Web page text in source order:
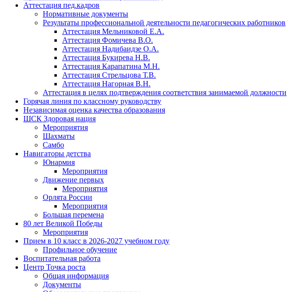
Аттестация пед.кадров
Нормативные документы
Результаты профессиональной деятельности педагогических работников
Аттестация Мельниковой Е.А.
Аттестация Фомичева В.О.
Аттестация Надибаидзе О.А.
Аттестация Букирева Н.В.
Аттестация Карапатина М.Н.
Аттестация Стрельцова Т.В.
Аттестация Нагорная В.Н.
Аттестация в целях подтверждения соответствия занимаемой должности
Горячая линия по классному руководству
Независимая оценка качества образования
ШСК Здоровая нация
Мероприятия
Шахматы
Самбо
Навигаторы детства
Юнармия
Мероприятия
Движение первых
Мероприятия
Орлята России
Мероприятия
Большая перемена
80 лет Великой Победы
Мероприятия
Прием в 10 класс в 2026-2027 учебном году
Профильное обучение
Воспитательная работа
Центр Точка роста
Общая информация
Документы